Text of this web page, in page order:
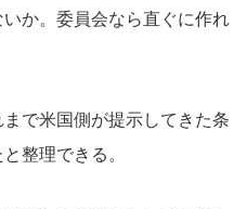
か。委員会なら直ぐに作れ
で米国側が提示してきた条
整理できる。